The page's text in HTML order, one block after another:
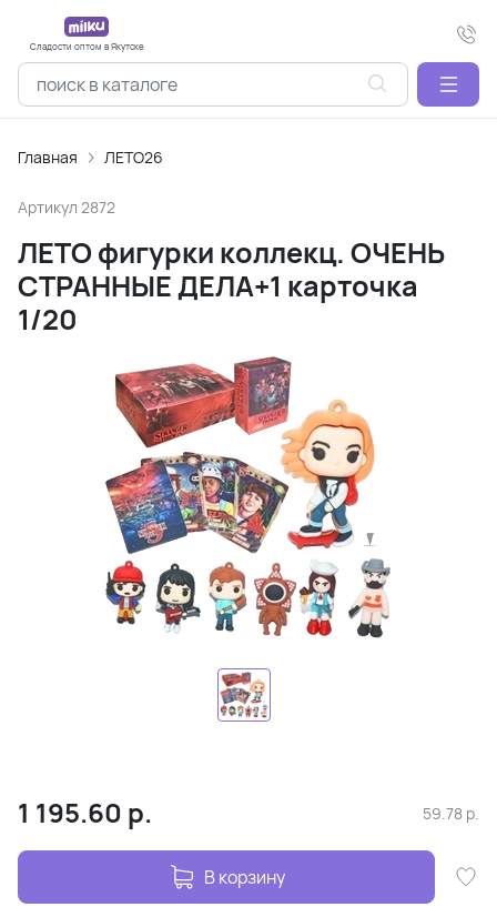
Сладости оптом в Якутске
Главная ЛЕТО26
Артикул 2872
ЛЕТО фигурки коллекц. ОЧЕНЬ
СТРАННЫЕ ДЕЛА+1 карточка
1/20
1 195.60 р. 59.78 р.
В корзину